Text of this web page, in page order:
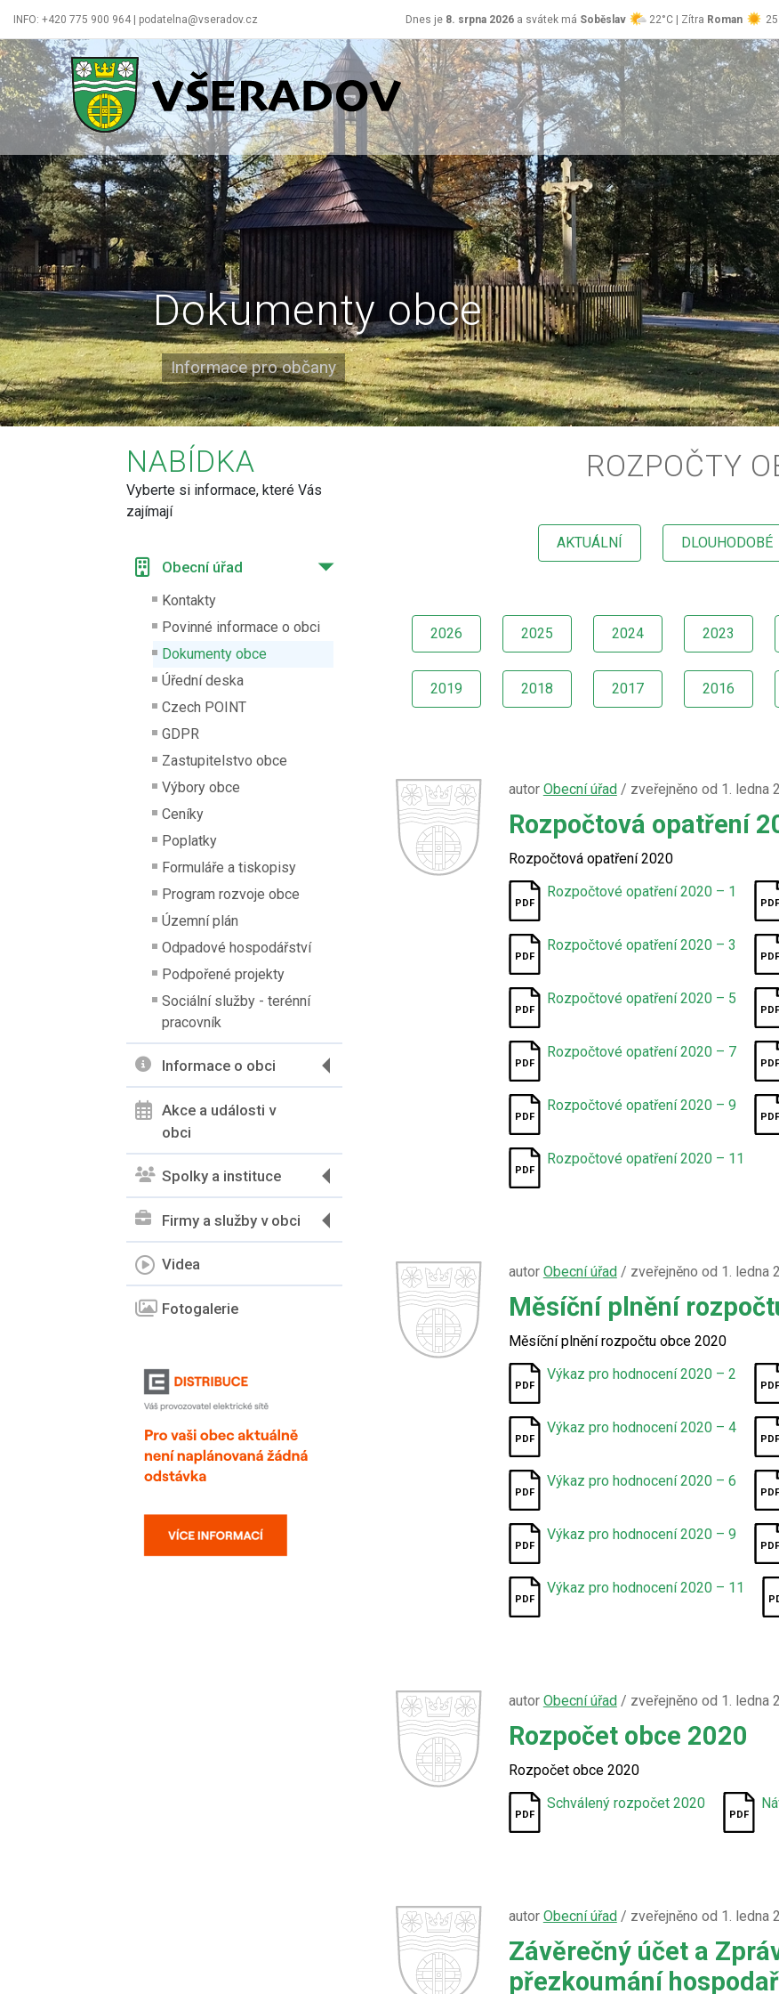
INFO: +420 775 900 964 | podatelna@vseradov.cz Dnes je 8. srpna 2026 a svátek má Soběslav 22°C | Zítra Roman
Všeradov
Dokumenty obce
Informace pro občany
NABÍDKA
Vyberte si informace, které Vás
zajímají
Obecní úřad
Kontakty
Povinné informace o obci
Dokumenty obce
Úřední deska
Czech POINT
GDPR
Zastupitelstvo obce
Výbory obce
Ceníky
Poplatky
Formuláře a tiskopisy
Program rozvoje obce
Územní plán
Odpadové hospodářství
Podpořené projekty
Sociální služby - terénní
pracovník
Informace o obci
Akce a události v
obci
Spolky a instituce
Firmy a služby v obci
Videa
Fotogalerie
ROZPOČTY
AKTUÁLNÍ DLOUHODOBÉ
2026 2025 2024 2023
2019 2018 2017 2016
autor Obecní úřad/ zveřejněno od 1. ledna
Rozpočtová opatření
Rozpočtová opatření 2020
Rozpočtové opatření 2020 – 1
Rozpočtové opatření 2020 – 3
Rozpočtové opatření 2020 – 5
Rozpočtové opatření 2020 – 7
Rozpočtové opatření 2020 – 9
Rozpočtové opatření 2020 – 11
autor Obecní úřad/ zveřejněno od 1. ledna
Měsíční plnění
Měsíční plnění rozpočtu obce 2020
Výkaz pro hodnocení 2020 – 2
Výkaz pro hodnocení 2020 – 4
Výkaz pro hodnocení 2020 – 6
Výkaz pro hodnocení 2020 – 9
Výkaz pro hodnocení 2020 – 11
autor Obecní úřad/ zveřejněno od 1. ledna
Rozpočet obce 2020
Rozpočet obce 2020
Schválený rozpočet 2020
autor Obecní úřad/ zveřejněno od 1. ledna
Závěrečný účet a
přezkoumání